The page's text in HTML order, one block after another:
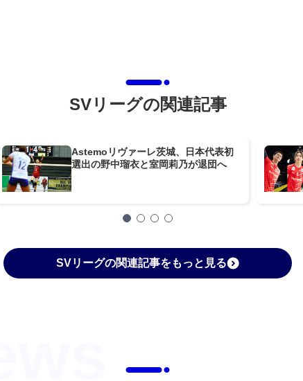
SVリーグの関連記事
Astemoリヴァーレ茨城、日本代表初
選出の野中瑠衣と室岡莉乃が退団へ
SVリーグの関連記事をもっと見る